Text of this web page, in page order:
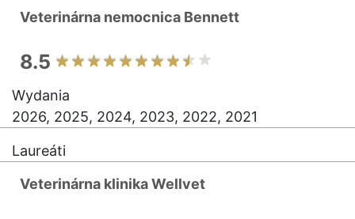
Veterinárna nemocnica Bennett
8.5
Wydania
2026, 2025, 2024, 2023, 2022, 2021
Laureáti
Veterinárna klinika Wellvet